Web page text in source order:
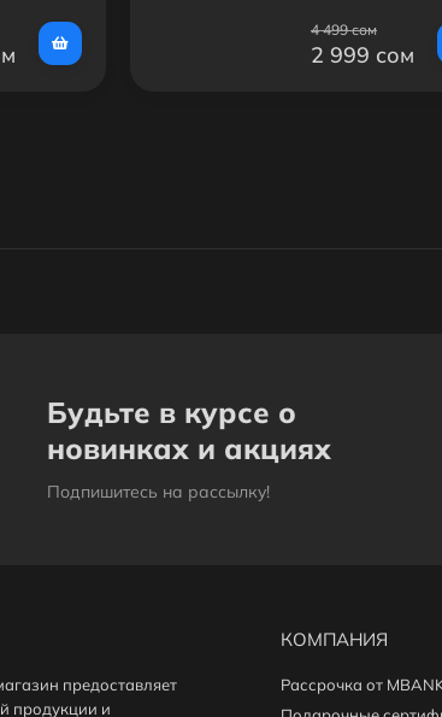
4 499 сом
2 999 сом
Будьте в курсе о
новинках и акциях
Подпишитесь на рассылкy!
предоставляет
продукции и
КОМПАНИЯ
Рассрочка от